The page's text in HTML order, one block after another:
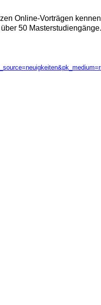
Online-Vorträgen
50